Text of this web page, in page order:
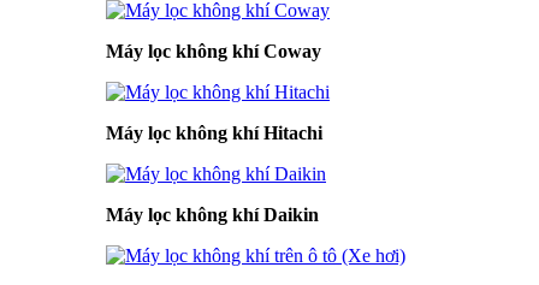
Máy lọc không khí Coway
Máy lọc không khí Hitachi
Máy lọc không khí Daikin